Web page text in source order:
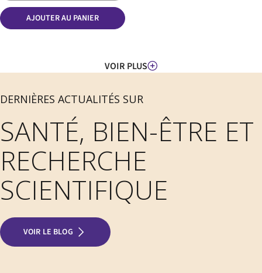
AJOUTER AU PANIER
VOIR PLUS
DERNIÈRES ACTUALITÉS SUR
SANTÉ, BIEN-ÊTRE ET
RECHERCHE
SCIENTIFIQUE
VOIR LE BLOG